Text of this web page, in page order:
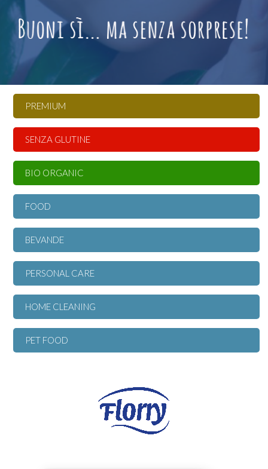
PREMIUM
SENZA GLUTINE
BIO ORGANIC
FOOD
BEVANDE
PERSONAL CARE
HOME CLEANING
PET FOOD